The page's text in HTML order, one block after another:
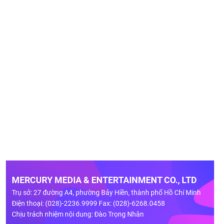
MERCURY MEDIA & ENTERTAINMENT CO., LTD
Trụ sở: 27 đường A4, phường Bảy Hiền, thành phố Hồ Chí Minh
Điện thoại: (028)-2236.9999 Fax: (028)-6268.0458
Chịu trách nhiệm nội dung: Đào Trọng Nhân